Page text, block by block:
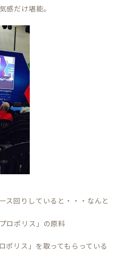
感だけ堪能。
ス回りしていると・・・なんと
ロポリス」の原料
ポリス」を取ってもらっている